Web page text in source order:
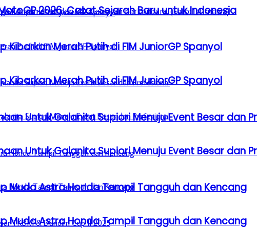
Merah Putih di FIM JuniorGP Spanyol
Untuk Galanita Supiori Menuju Event Besar dan
Muda Astra Honda Tampil Tangguh dan Kencang
2026, Catat Sejarah Baru untuk Indonesia
Merah Putih di FIM JuniorGP Spanyol
Untuk Galanita Supiori Menuju Event Besar dan
Muda Astra Honda Tampil Tangguh dan Kencang